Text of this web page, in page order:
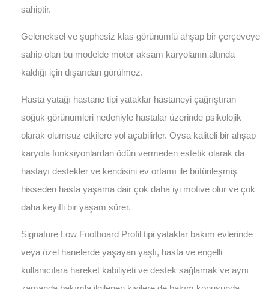
sahiptir.
Geleneksel ve şüphesiz klas görünümlü ahşap bir çerçeveye
sahip olan bu modelde motor aksam karyolanın altında
kaldığı için dışarıdan görülmez.
Hasta yatağı hastane tipi yataklar hastaneyi çağrıştıran
soğuk görünümleri nedeniyle hastalar üzerinde psikolojik
olarak olumsuz etkilere yol açabilirler. Oysa kaliteli bir ahşap
karyola fonksiyonlardan ödün vermeden estetik olarak da
hastayı destekler ve kendisini ev ortamı ile bütünleşmiş
hisseden hasta yaşama dair çok daha iyi motive olur ve çok
daha keyifli bir yaşam sürer.
Signature Low Footboard Profil tipi yataklar bakım evlerinde
veya özel hanelerde yaşayan yaşlı, hasta ve engelli
kullanıcılara hareket kabiliyeti ve destek sağlamak ve aynı